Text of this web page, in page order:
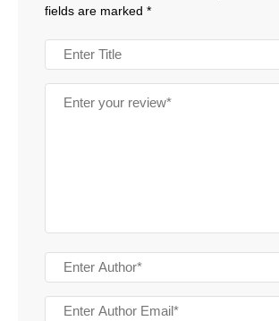
fields are marked *